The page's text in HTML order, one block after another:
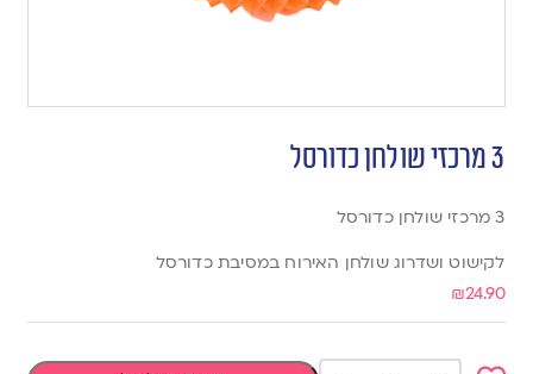
3 מרכזי שולחן כדורסל
3 מרכזי שולחן כדורסל
לקישוט ושדרוג שולחן האירוח במסיבת כדורסל
₪24.90